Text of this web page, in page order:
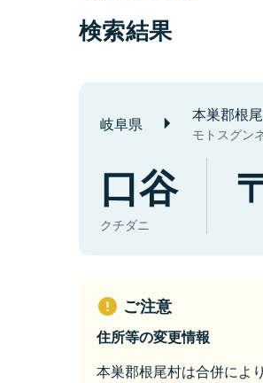
検索結果
岐阜県 本巣郡根
モトスグン
口谷
クチダニ
ご注意
住所等の変更情報
本巣郡根尾村は合併によ